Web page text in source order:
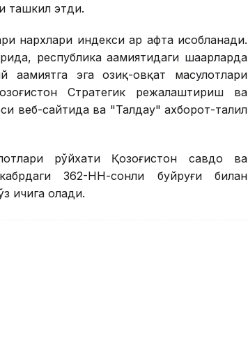
ташкил этди.
нархлари индекси ҳар ҳафта ҳисобланади.
республика аҳамиятидаги шаҳарларда
эга озиқ-овқат маҳсулотлари
Стратегик режалаштириш ва
веб-сайтида ва "Талдау" ахборот-таҳлил
рўйхати Қозоғистон савдо ва
362-НН-сонли буйруғи билан
ичига олади.